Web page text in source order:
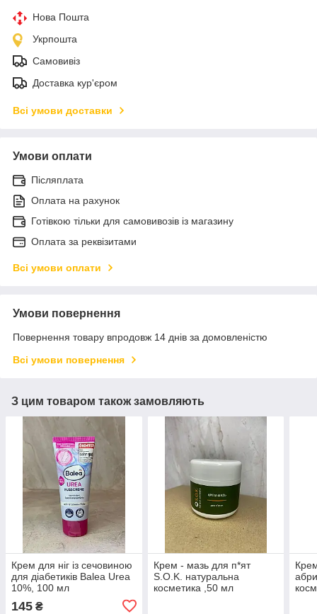
Нова Пошта
Укрпошта
Самовивіз
Доставка кур'єром
Всі умови доставки
Умови оплати
Післяплата
Оплата на рахунок
Готівкою тільки для самовивозів із магазину
Оплата за реквізитами
Всі умови оплати
Умови повернення
Повернення товару впродовж 14 днів за домовленістю
Всі умови повернення
З цим товаром також замовляють
Крем для ніг із сечовиною
для діабетиків Balea Urea
10%, 100 мл
145 ₴
Крем - мазь для п*ят
S.O.K. натуральна
косметика ,50 мл